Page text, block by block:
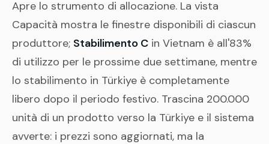
Apre lo strumento di allocazione. La vista
Capacità mostra le finestre disponibili di ciascun
produttore; Stabilimento C in Vietnam è all'83%
di utilizzo per le prossime due settimane, mentre
lo stabilimento in Türkiye è completamente
libero dopo il periodo festivo. Trascina 200.000
unità di un prodotto verso la Türkiye e il sistema
avverte: i prezzi sono aggiornati, ma la